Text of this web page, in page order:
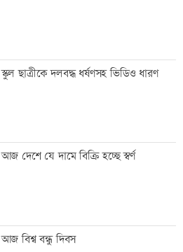
ইতালিতে ঢাকাগামী বিমানে আটকা আড়াই
শতাধিক যাত্রী
বাকৃবিতে শুরু হচ্ছে প্রাণী চিকিৎসক-
গবেষকদের বৈজ্ঞানিক সম্মেলন
বন্দরে বিস্ফোরণে একই পরিবারের ৩ জন দগ্ধ
স্কুল ছাত্রীকে দলবদ্ধ ধর্ষণসহ ভিডিও ধারণ
আজ দেশে যে দামে বিক্রি হচ্ছে স্বর্ণ
আজ বিশ্ব বন্ধু দিবস